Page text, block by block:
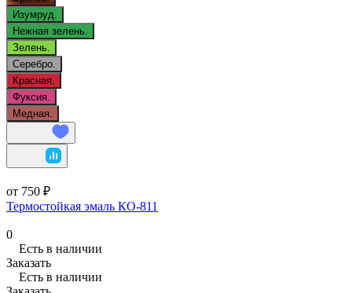
Изумруд.
Нежная зелень.
Зелень.
Серебро.
Красная.
Фуксия.
Медная.
от 750 ₽
Термостойкая эмаль КО-811
0
Есть в наличии
Заказать
Есть в наличии